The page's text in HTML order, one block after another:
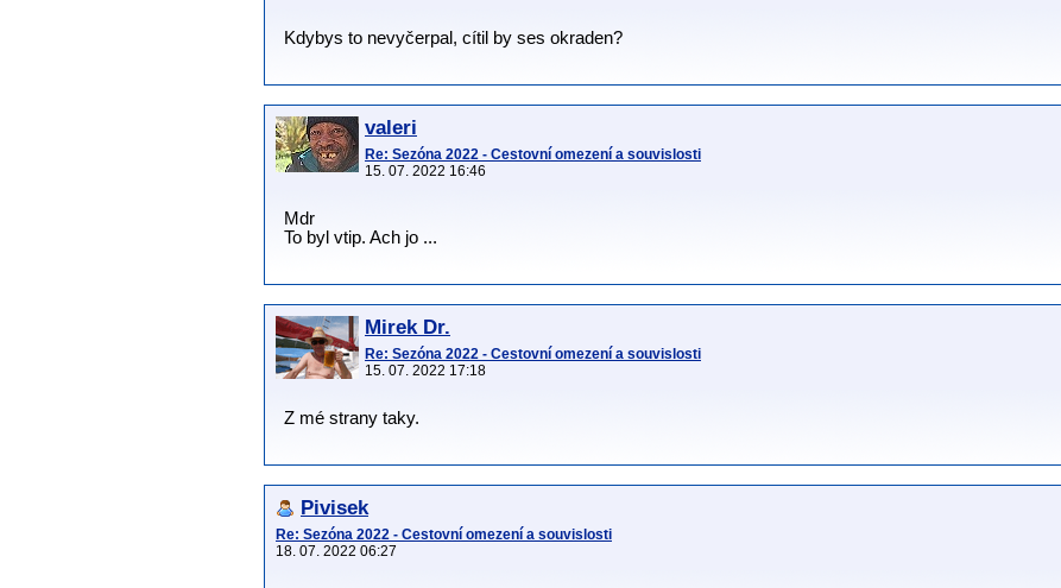
Kdybys to nevyčerpal, cítil by ses okraden?
valeri
Re: Sezóna 2022 - Cestovní omezení a souvislosti
15. 07. 2022 16:46
Mdr
To byl vtip. Ach jo ...
Mirek Dr.
Re: Sezóna 2022 - Cestovní omezení a souvislosti
15. 07. 2022 17:18
Z mé strany taky.
Pivisek
Re: Sezóna 2022 - Cestovní omezení a souvislosti
18. 07. 2022 06:27